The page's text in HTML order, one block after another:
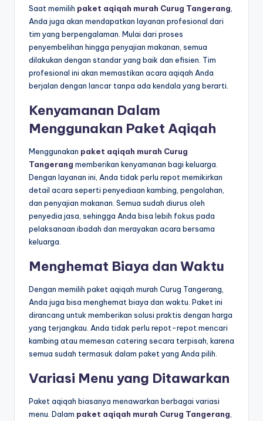
Saat memilih paket aqiqah murah Curug Tangerang
Anda juga akan mendapatkan layanan profesional dari
tim yang berpengalaman. Mulai dari proses
penyembelihan hingga penyajian makanan, semua
dilakukan dengan standar yang baik dan efisien. Tim
profesional ini akan memastikan acara aqiqah Anda
berjalan dengan lancar tanpa ada kendala yang berarti.
Kenyamanan Dalam
Menggunakan Paket Aqiqah
Menggunakan paket aqiqah murah Curug
Tangerang memberikan kenyamanan bagi keluarga.
Dengan layanan ini, Anda tidak perlu repot memikirkan
detail acara seperti penyediaan kambing, pengolahan,
dan penyajian makanan. Semua sudah diurus oleh
penyedia jasa, sehingga Anda bisa lebih fokus pada
pelaksanaan ibadah dan merayakan acara bersama
keluarga.
Menghemat Biaya dan Waktu
Dengan memilih paket aqiqah murah Curug Tangerang,
Anda juga bisa menghemat biaya dan waktu. Paket ini
dirancang untuk memberikan solusi praktis dengan harga
yang terjangkau. Anda tidak perlu repot-repot mencari
kambing atau memesan catering secara terpisah, karena
semua sudah termasuk dalam paket yang Anda pilih.
Variasi Menu yang Ditawarkan
Paket aqiqah biasanya menawarkan berbagai variasi
menu. Dalam paket aqiqah murah Curug Tangerang